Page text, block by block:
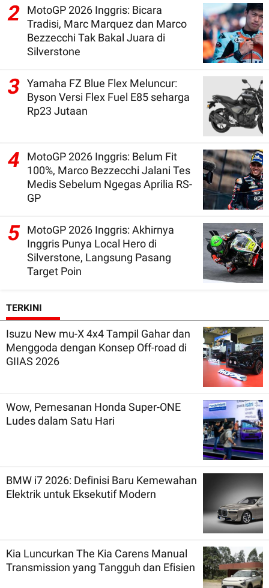
2
MotoGP 2026 Inggris: Bicara
Tradisi, Marc Marquez dan Marco
Bezzecchi Tak Bakal Juara di
Silverstone
3 Yamaha FZ Blue Flex Meluncur:
Byson Versi Flex Fuel E85 seharga
Rp23 Jutaan
4
MotoGP 2026 Inggris: Belum Fit
100%, Marco Bezzecchi Jalani Tes
Medis Sebelum Ngegas Aprilia RS-
GP
5 MotoGP 2026 Inggris: Akhirnya
Inggris Punya Local Hero di
Silverstone, Langsung Pasang
Target Poin
TERKINI
Isuzu New mu-X 4x4 Tampil Gahar dan
Menggoda dengan Konsep Off-road di
GIIAS 2026
Wow, Pemesanan Honda Super-ONE
Ludes dalam Satu Hari
BMW i7 2026: Definisi Baru Kemewahan
Elektrik untuk Eksekutif Modern
Kia Luncurkan The Kia Carens Manual
Transmission yang Tangguh dan Efisien